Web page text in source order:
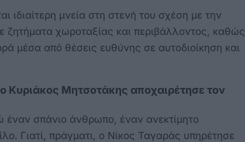
ιδιαίτερη μνεία στη στενή του σχέση με την
ζητήματα χωροταξίας και περιβάλλοντος, καθώς
μέσα από θέσεις ευθύνης σε αυτοδιοίκηση και
Κυριάκος Μητσοτάκης αποχαιρέτησε τον
έναν σπάνιο άνθρωπο, έναν ανεκτίμητο
Γιατί, πράγματι, ο Νίκος Ταγαράς υπηρέτησε